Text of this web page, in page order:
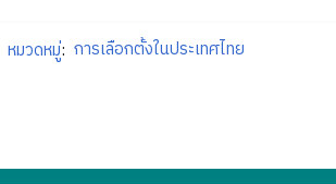
หมวดหมู่: การเลือกตั้งในประเทศไทย